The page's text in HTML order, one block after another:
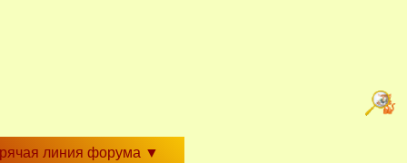
линия форума ▼